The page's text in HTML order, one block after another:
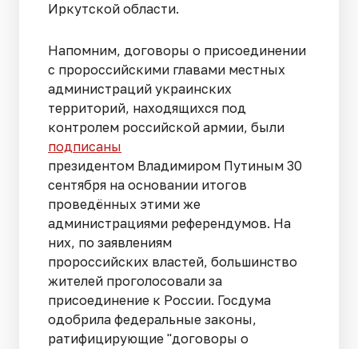
Иркутской области.
Напомним, договоры о присоединении
с пророссийскими главами местных
администраций украинских
территорий, находящихся под
контролем российской армии, были
подписаны
президентом Владимиром Путиным 30
сентября на основании итогов
проведённых этими же
администрациями референдумов. На
них, по заявлениям
пророссийских властей, большинство
жителей проголосовали за
присоединение к России. Госдума
одобрила федеральные законы,
ратифицирующие "договоры о